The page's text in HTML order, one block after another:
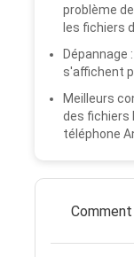
problème
les fichiers
Dépannage
s'affichent
Meilleurs
des fichiers
téléphone